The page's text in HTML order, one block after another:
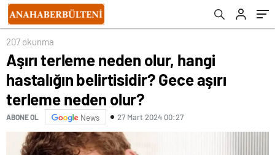
207 okunma
Aşırı terleme neden olur, hangi
hastalığın belirtisidir? Gece aşırı
terleme neden olur?
ABONE OL News 27 Mart 2024 00:27
tedavisi…